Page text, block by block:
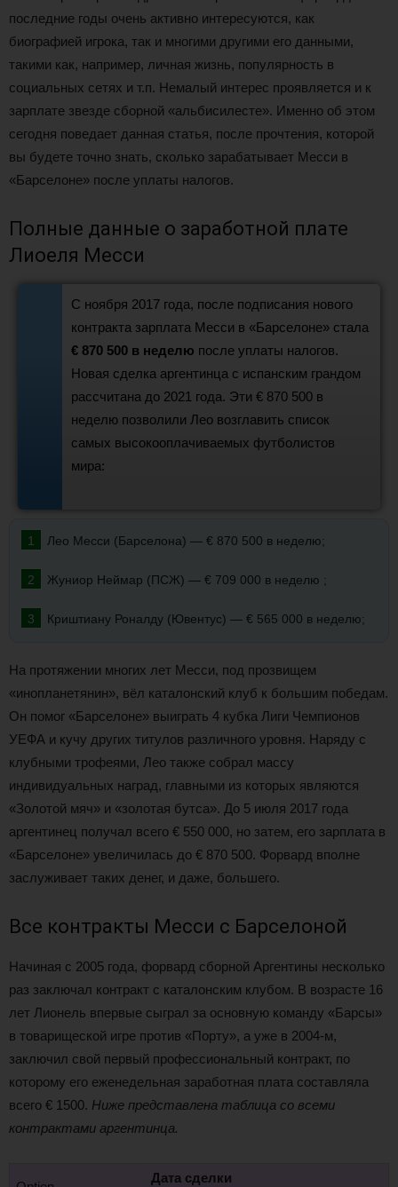
последние годы очень активно интересуются, как
биографией игрока, так и многими другими его данными,
такими как, например, личная жизнь, популярность в
социальных сетях и т.п. Немалый интерес проявляется и к
зарплате звезде сборной «альбисилесте». Именно об этом
сегодня поведает данная статья, после прочтения, которой
вы будете точно знать, сколько зарабатывает Месси в
«Барселоне» после уплаты налогов.
Полные данные о заработной плате
Лиоеля Месси
С ноября 2017 года, после подписания нового
контракта зарплата Месси в «Барселоне» стала
€ 870 500 в неделю после уплаты налогов.
Новая сделка аргентинца с испанским грандом
рассчитана до 2021 года. Эти € 870 500 в
неделю позволили Лео возглавить список
самых высокооплачиваемых футболистов
мира:
Лео Месси (Барселона) — € 870 500 в неделю;
Жуниор Неймар (ПСЖ) — € 709 000 в неделю ;
Криштиану Роналду (Ювентус) — € 565 000 в неделю;
На протяжении многих лет Месси, под прозвищем
«инопланетянин», вёл каталонский клуб к большим победам.
Он помог «Барселоне» выиграть 4 кубка Лиги Чемпионов
УЕФА и кучу других титулов различного уровня. Наряду с
клубными трофеями, Лео также собрал массу
индивидуальных наград, главными из которых являются
«Золотой мяч» и «золотая бутса». До 5 июля 2017 года
аргентинец получал всего € 550 000, но затем, его зарплата в
«Барселоне» увеличилась до € 870 500. Форвард вполне
заслуживает таких денег, и даже, большего.
Все контракты Месси с Барселоной
Начиная с 2005 года, форвард сборной Аргентины несколько
раз заключал контракт с каталонским клубом. В возрасте 16
лет Лионель впервые сыграл за основную команду «Барсы»
в товарищеской игре против «Порту», а уже в 2004-м,
заключил свой первый профессиональный контракт, по
которому его еженедельная заработная плата составляла
всего € 1500. Ниже представлена таблица со всеми
контрактами аргентинца.
Дата сделки